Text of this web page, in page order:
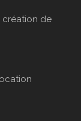
création de